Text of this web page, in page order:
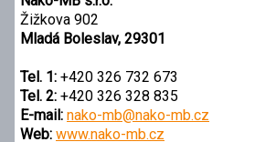
Žižkova 902
Mladá Boleslav, 29301
Tel. 1: +420 326 732 673
Tel. 2: +420 326 328 835
E-mail: nako-mb@nako-mb.cz
Web: www.nako-mb.cz